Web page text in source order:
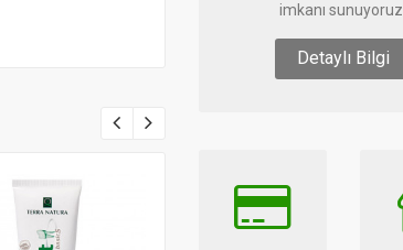
imkanı sunuyoruz.
Detaylı Bilgi